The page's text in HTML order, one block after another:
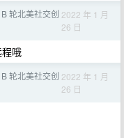
轮北美社交创 2022 年 1 月
26 日
哦
轮北美社交创 2022 年 1 月
26 日